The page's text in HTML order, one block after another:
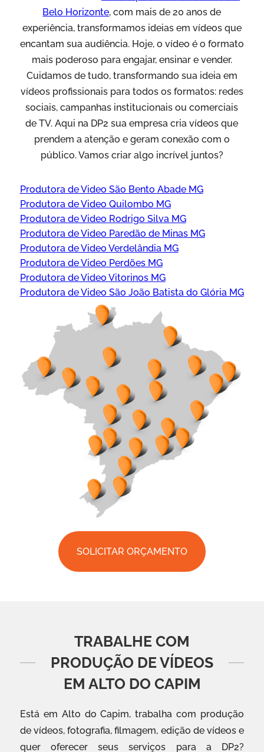
Belo Horizonte, com mais de 20 anos de
experiência, transformamos ideias em vídeos que
encantam sua audiência. Hoje, o vídeo é o formato
mais poderoso para engajar, ensinar e vender.
Cuidamos de tudo, transformando sua ideia em
vídeos profissionais para todos os formatos: redes
sociais, campanhas institucionais ou comerciais
de TV. Aqui na DP2 sua empresa cria vídeos que
prendem a atenção e geram conexão com o
público. Vamos criar algo incrível juntos?
Produtora de Video São Bento Abade MG
Produtora de Video Quilombo MG
Produtora de Video Rodrigo Silva MG
Produtora de Video Paredão de Minas MG
Produtora de Video Verdelândia MG
Produtora de Video Perdões MG
Produtora de Video Vitorinos MG
Produtora de Video São João Batista do Glória MG
SOLICITAR ORÇAMENTO
TRABALHE COM
PRODUÇÃO DE VÍDEOS
EM ALTO DO CAPIM
Está em Alto do Capim, trabalha com produção
de vídeos, fotografia, filmagem, edição de vídeos e
quer oferecer seus serviços para a DP2?